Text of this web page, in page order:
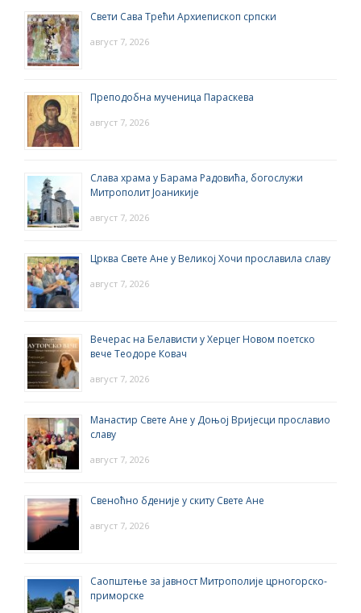
Свети Сава Трећи Архиепископ српски
август 7, 2026
Преподобна мученица Параскева
август 7, 2026
Слава храма у Барама Радовића, богослужи
Митрополит Јоаникије
август 7, 2026
Црква Свете Ане у Великој Хочи прославила славу
август 7, 2026
Вечерас на Белависти у Херцег Новом поетско
вече Теодоре Ковач
август 7, 2026
Манастир Свете Ане у Доњој Вријесци прославио
славу
август 7, 2026
Свеноћно бденије у скиту Свете Ане
август 7, 2026
Саопштење за јавност Митрополије црногорско-
приморске